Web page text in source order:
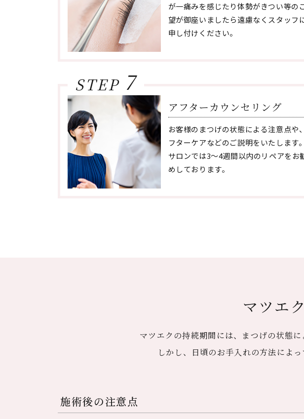
が一痛みを感じたり体勢がきつい等の
望が御座いましたら遠慮なくスタッフ
申し付けください。
STEP 7
アフターカウンセリング
お客様のまつげの状態による注意点や
フターケアなどのご説明をいたします
サロンでは3〜4週間以内のリペアをお
めしております。
マツエ
マツエクの持続期間には、まつげの状態に
しかし、日頃のお手入れの方法によっ
施術後の注意点